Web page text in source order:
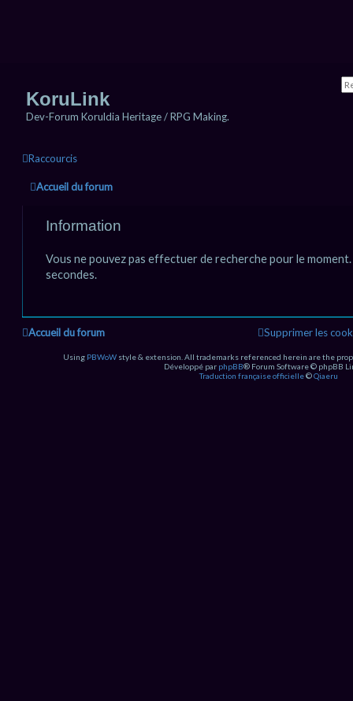
KoruLink
Dev-Forum Koruldia Heritage / RPG Making.
Raccourcis
Accueil du forum
Information
Vous ne pouvez pas effectuer de recherche pour le
secondes.
Accueil du forum Supprimer les
Using PBWoW style & extension. All trademarks referenced herein are the
Développé par phpBB® Forum Software © phpBB
Traduction française officielle©Qiaeru